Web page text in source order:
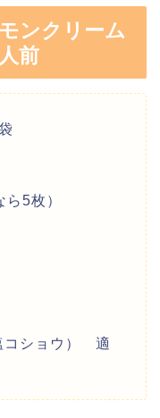
ンクリーム
前
5枚）
コショウ） 適